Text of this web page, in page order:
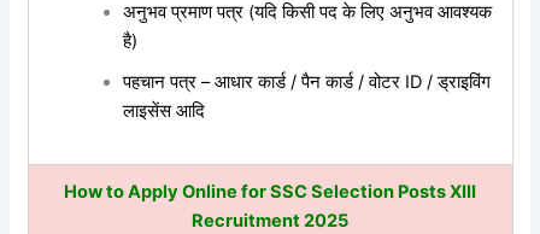
अनुभव प्रमाण पत्र (यदि किसी पद के लिए अनुभव आवश्यक
है)
पहचान पत्र – आधार कार्ड / पैन कार्ड / वोटर ID / ड्राइविंग
लाइसेंस आदि
How to Apply Online for SSC Selection Posts XIII
Recruitment 2025